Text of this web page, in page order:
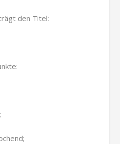
den Titel: